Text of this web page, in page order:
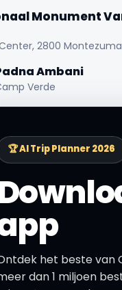
Monument
2800
Ambani
Verde
🏆 AI Trip Planner 2026
het beste van
dan 1 miljoen